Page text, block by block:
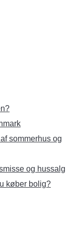
sommerhus og
og hussalg
køber bolig?